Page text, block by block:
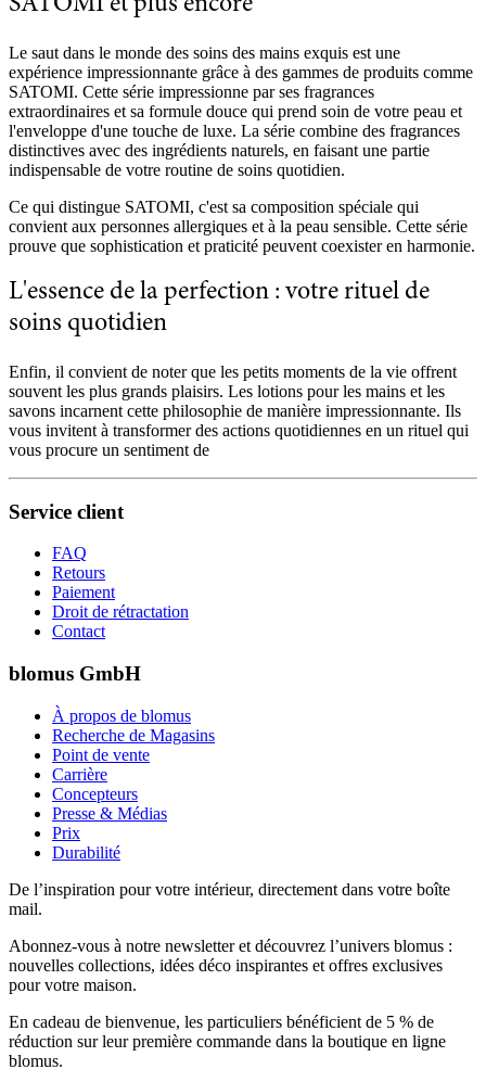
SATOMI et plus encore
Le saut dans le monde des soins des mains exquis est une
expérience impressionnante grâce à des gammes de produits comme
SATOMI. Cette série impressionne par ses fragrances
extraordinaires et sa formule douce qui prend soin de votre peau et
l'enveloppe d'une touche de luxe. La série combine des fragrances
distinctives avec des ingrédients naturels, en faisant une partie
indispensable de votre routine de soins quotidien.
Ce qui distingue SATOMI, c'est sa composition spéciale qui
convient aux personnes allergiques et à la peau sensible. Cette série
prouve que sophistication et praticité peuvent coexister en harmonie.
L'essence de la perfection : votre rituel de
soins quotidien
Enfin, il convient de noter que les petits moments de la vie offrent
souvent les plus grands plaisirs. Les lotions pour les mains et les
savons incarnent cette philosophie de manière impressionnante. Ils
vous invitent à transformer des actions quotidiennes en un rituel qui
vous procure un sentiment de
Service client
FAQ
Retours
Paiement
Droit de rétractation
Contact
blomus GmbH
À propos de blomus
Recherche de Magasins
Point de vente
Carrière
Concepteurs
Presse & Médias
Prix
Durabilité
De l’inspiration pour votre intérieur, directement dans votre boîte
mail.
Abonnez-vous à notre newsletter et découvrez l’univers blomus :
nouvelles collections, idées déco inspirantes et offres exclusives
pour votre maison.
En cadeau de bienvenue, les particuliers bénéficient de 5 % de
réduction sur leur première commande dans la boutique en ligne
blomus.